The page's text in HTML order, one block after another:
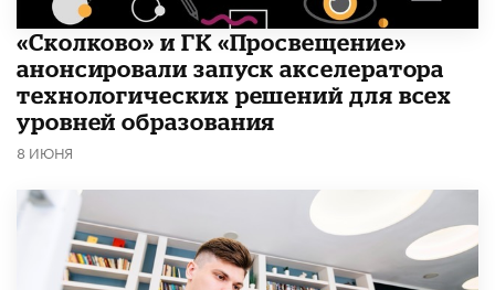
«Сколково» и ГК «Просвещение»
анонсировали запуск акселератора
технологических решений для всех
уровней образования
8 ИЮНЯ